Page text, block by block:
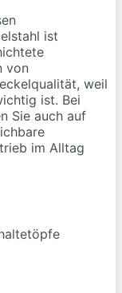
ist
von
weil
ist. Bei
Sie auch auf
im Alltag